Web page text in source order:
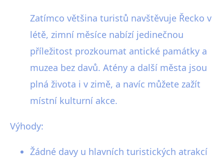
Zatímco většina turistů navštěvuje Řecko v
létě, zimní měsíce nabízí jedinečnou
příležitost prozkoumat antické památky a
muzea bez davů. Atény a další města jsou
plná života i v zimě, a navíc můžete zažít
místní kulturní akce.
Výhody:
Žádné davy u hlavních turistických atrakcí